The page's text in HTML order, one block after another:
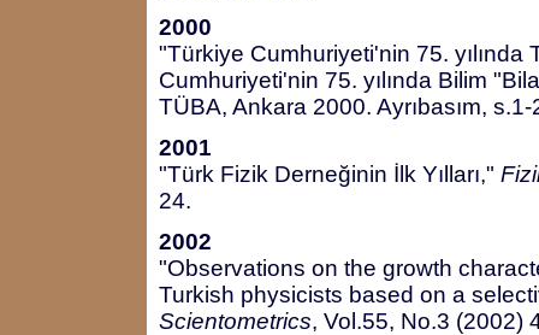
2000
"Türkiye Cumhuriyeti'nin 75.
Cumhuriyeti'nin 75. yılında Bilim
TÜBA, Ankara 2000. Ayrıbasım, s.1-
2001
"Türk Fizik Derneğinin İlk Yılları,"
24.
2002
"Observations on the growth
Turkish physicists based on a
Scientometrics, Vol.55, No.3 (2002)